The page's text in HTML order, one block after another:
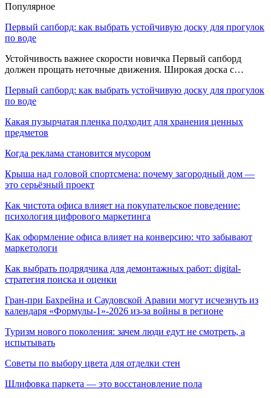
Популярное
Первый сапборд: как выбрать устойчивую доску для прогулок
по воде
Устойчивость важнее скорости новичка Первый сапборд
должен прощать неточные движения. Широкая доска с…
Первый сапборд: как выбрать устойчивую доску для прогулок
по воде
Какая пузырчатая пленка подходит для хранения ценных
предметов
Когда реклама становится мусором
Крыша над головой спортсмена: почему загородный дом —
это серьёзный проект
Как чистота офиса влияет на покупательское поведение:
психология цифрового маркетинга
Как оформление офиса влияет на конверсию: что забывают
маркетологи
Как выбрать подрядчика для демонтажных работ: digital-
стратегия поиска и оценки
Гран-при Бахрейна и Саудовской Аравии могут исчезнуть из
календаря «Формулы-1»-2026 из-за войны в регионе
Туризм нового поколения: зачем люди едут не смотреть, а
испытывать
Советы по выбору цвета для отделки стен
Шлифовка паркета — это восстановление пола